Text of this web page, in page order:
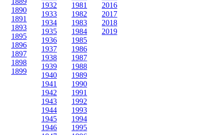
1890
1891
1893
1895
1896
1897
1898
1899
1932
1933
1934
1935
1936
1937
1938
1939
1940
1941
1942
1943
1944
1945
1946
1981
1982
1983
1984
1985
1986
1987
1988
1989
1990
1991
1992
1993
1994
1995
2016
2017
2018
2019